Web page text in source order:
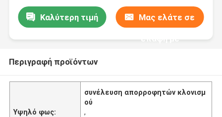
Καλύτερη τιμή Μας ελάτε σε
επαφή με
Περιγραφή προϊόντων
Υψηλό φως:
συνέλευση απορροφητών κλονισμ
ού
,